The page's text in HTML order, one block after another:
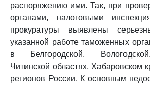
распоряжению ими. Так, при
органами, налоговыми
прокуратуры выявлены
указанной работе таможенных
в Белгородской,
Читинской областях, Хабаровском
регионов России. К основным